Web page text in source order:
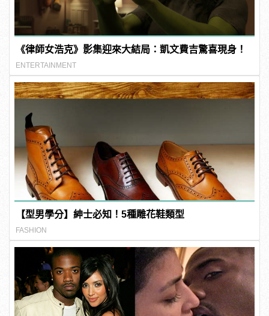
《律師女浩克》影集迎來大結局：凱文費吉驚喜現身！
ENTERTAINMENT
【型男學分】紳士必知！5種雕花鞋類型
FASHION